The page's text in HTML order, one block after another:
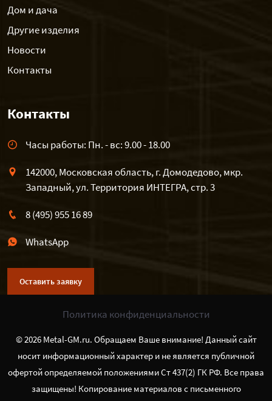
Дом и дача
Другие изделия
Новости
Контакты
Контакты
Часы работы: Пн. - вс: 9.00 - 18.00
142000, Московская область, г. Домодедово, мкр.
Западный, ул. Территория ИНТЕГРА, стр. 3
8 (495) 955 16 89
WhatsApp
Оставить заявку
Политика конфиденциальности
© 2026 Metal-GM.ru. Обращаем Ваше внимание! Данный сайт
носит информационный характер и не является публичной
офертой определяемой положениями Ст 437(2) ГК РФ. Все права
защищены! Копирование материалов с письменного